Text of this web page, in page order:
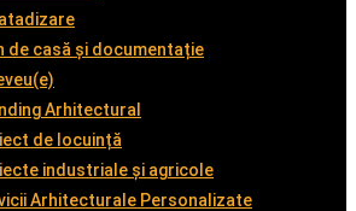
de casă și documentație
Arhitectural
de locuință
industriale și agricole
Arhitecturale Personalizate